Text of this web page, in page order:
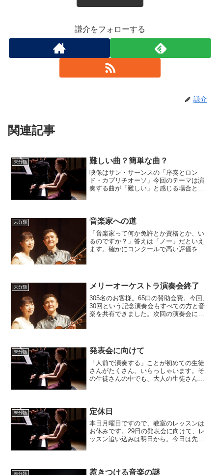
謙介をフォローする
謙介
関連記事
未分類 難しい曲？簡単な曲？
映像はサン・サーンスの「序奏とロン
ド・カプリチオーソ」今回のテーマは演
奏する曲が「難しい」と感じる場合と
い「と思う曲」をスラスラと演...
未分類 音楽家への道
「音楽家って何か免許とか資格とか、い
るのですか？」答えは「ノー」だといえ
ます。確かにコンクールで高い評価を得
職業として生活していけ...
未分類 メリーオーケストラ演奏会終了
305名のお客様。65口の賛助会費。今回、
30回という記念演奏会もすべての方と音
楽を共有できました。次回の演奏会に向
未分類 発表会に向けて
「人前で演奏する」ことが初めての生徒
さんがたくさん、いらっしゃいます。そ
の生徒さんの中でも、大人の生徒さんの
安」なものです。不安と緊張...
未分類 定休日
本日月曜日ですので、教室のレッスンは
お休みです。29日の発表会に向けて、レ
ッスン追い込みは明日から。今日は先生
未分類 惹きつける音楽の謎